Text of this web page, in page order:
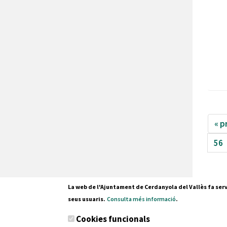
«
56
La web de l'Ajuntament de Cerdanyola del Vallès fa
seus usuaris. Consulta més informació.
Cookies funcionals